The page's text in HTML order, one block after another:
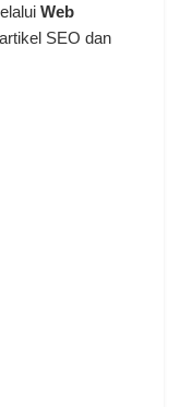
Web
SEO dan